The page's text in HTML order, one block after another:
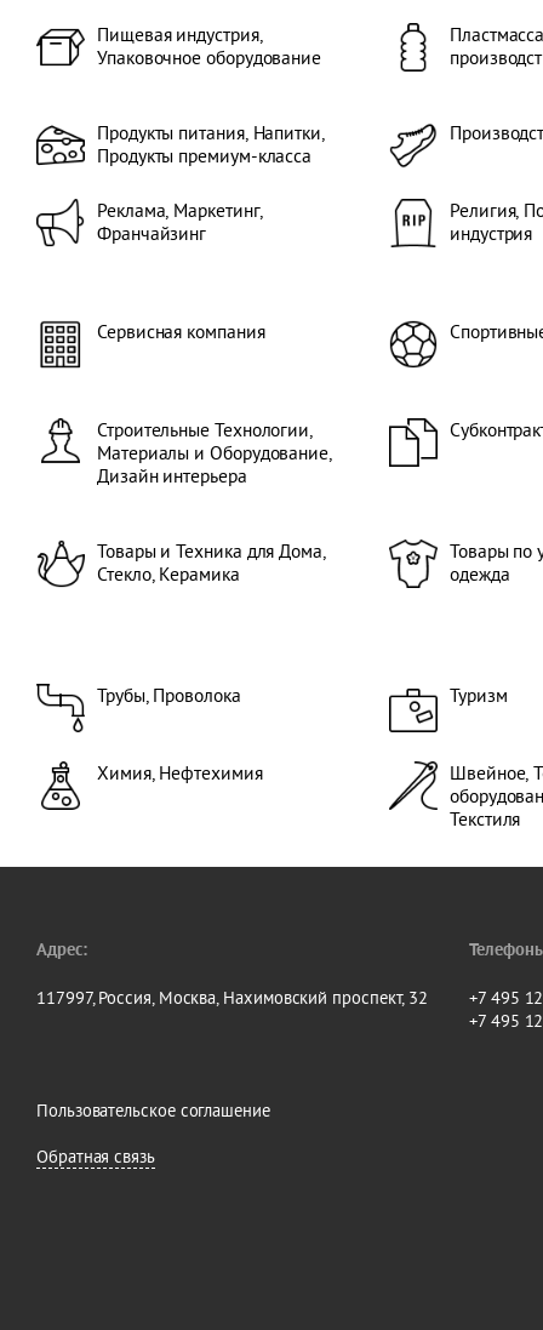
Пищевая индустрия,
Упаковочное оборудование
Продукты питания, Напитки,
Продукты премиум-класса
Реклама, Маркетинг,
Франчайзинг
Религия,
индустрия
Сервисная компания
Строительные Технологии,
Материалы и Оборудование,
Дизайн интерьера
Товары и Техника для Дома,
Стекло, Керамика
Товары по
одежда
Трубы, Проволока Туризм
Химия, Нефтехимия
Швейное,
Текстиля
Адрес:
117997, Россия, Москва, Нахимовский проспект, 32
+7 495
+7 495
Пользовательское соглашение
Обратная связь